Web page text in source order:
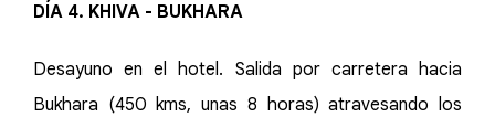
DÍA 4. KHIVA - BUKHARA
Desayuno en el hotel. Salida por carretera hacia
Bukhara (450 kms, unas 8 horas) atravesando los